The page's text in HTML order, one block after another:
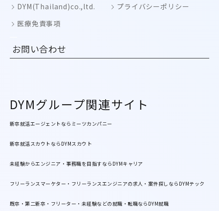
DYM(Thailand)co.,ltd.
プライバシーポリシー
医療免責事項
お問い合わせ
DYMグループ関連サイト
新卒就活エージェントならミーツカンパニー
新卒就活スカウトならDYMスカウト
未経験からエンジニア・事務職を目指すならDYMキャリア
フリーランスマーケター・フリーランスエンジニアの求人・案件探しならDYMテック
既卒・第二新卒・フリーター・未経験などの就職・転職ならDYM就職